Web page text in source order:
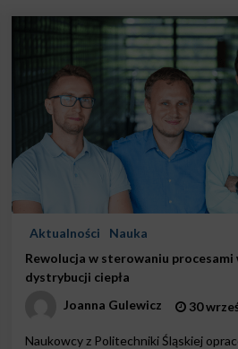
Aktualności
Nauka
Rewolucja w sterowaniu
dystrybucji ciepła
Joanna Gulewicz
30
Naukowcy z Politechniki Śląskiej